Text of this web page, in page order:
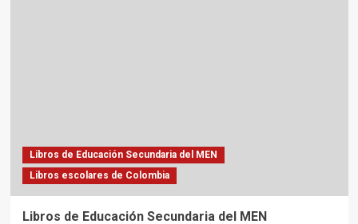
Libros de Educación Secundaria del MEN
Libros escolares de Colombia
Libros de Educación Secundaria del MEN